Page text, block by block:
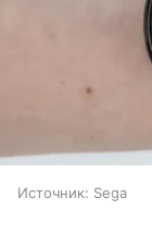
Источник: Sega